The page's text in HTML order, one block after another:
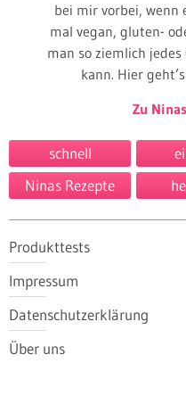
bei mir vorbei, wenn
mal vegan, gluten-
man so ziemlich
kann. Hier
Zu
schnell
Ninas Rezepte
Produkttests
Impressum
Datenschutzerklärung
Über uns